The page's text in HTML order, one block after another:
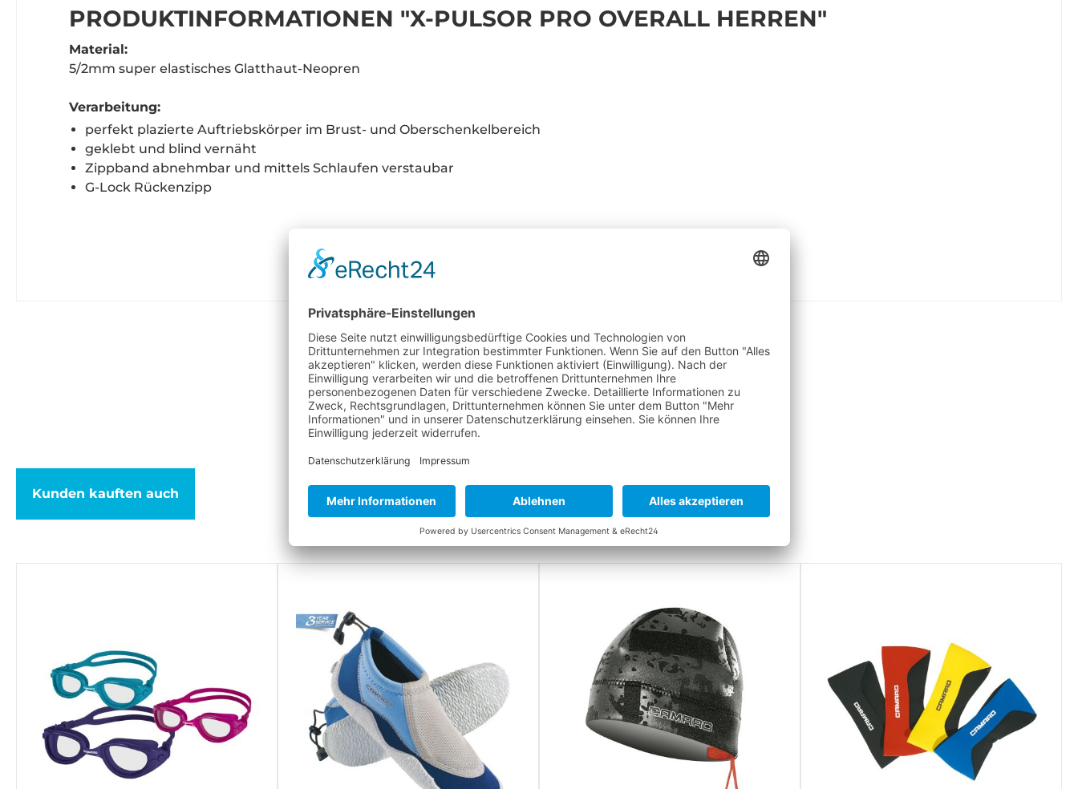
PRODUKTINFORMATIONEN "X-PULSOR PRO OVERALL HERREN"
Material:
5/2mm super elastisches Glatthaut-Neopren
Verarbeitung:
perfekt plazierte Auftriebskörper im Brust- und Oberschenkelbereich
geklebt und blind vernäht
Zippband abnehmbar und mittels Schlaufen verstaubar
G-Lock Rückenzipp
PFLEGEHINWEISE FÜR NEOPRENPRODUKTE
Kunden kauften auch